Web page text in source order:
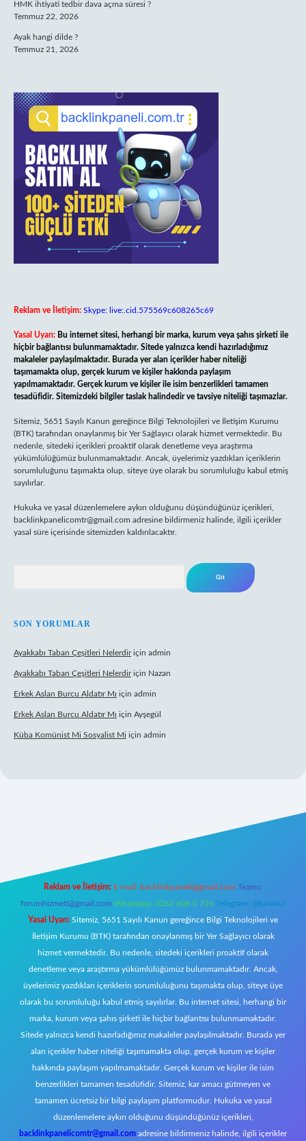
HMK ihtiyati tedbir dava açma süresi ?
Temmuz 22, 2026
Ayak hangi dilde ?
Temmuz 21, 2026
Reklam ve İletişim: Skype: live:.cid.575569c608265c69
Yasal Uyarı: Bu internet sitesi, herhangi bir marka, kurum veya şahıs şirketi ile
hiçbir bağlantısı bulunmamaktadır. Sitede yalnızca kendi hazırladığımız
makaleler paylaşılmaktadır. Burada yer alan içerikler haber niteliği
taşımamakta olup, gerçek kurum ve kişiler hakkında paylaşım
yapılmamaktadır. Gerçek kurum ve kişiler ile isim benzerlikleri tamamen
tesadüfidir. Sitemizdeki bilgiler taslak halindedir ve tavsiye niteliği taşımazlar.
Sitemiz, 5651 Sayılı Kanun gereğince Bilgi Teknolojileri ve İletişim Kurumu
(BTK) tarafından onaylanmış bir Yer Sağlayıcı olarak hizmet vermektedir. Bu
nedenle, sitedeki içerikleri proaktif olarak denetleme veya araştırma
yükümlülüğümüz bulunmamaktadır. Ancak, üyelerimiz yazdıkları içeriklerin
sorumluluğunu taşımakta olup, siteye üye olarak bu sorumluluğu kabul etmiş
sayılırlar.
Hukuka ve yasal düzenlemelere aykırı olduğunu düşündüğünüz içerikleri,
backlinkpanelicomtr@gmail.com adresine bildirmeniz halinde, ilgili içerikler
yasal süre içerisinde sitemizden kaldırılacaktır.
SON YORUMLAR
Ayakkabı Taban Çeşitleri Nelerdiriçin admin
Ayakkabı Taban Çeşitleri Nelerdiriçin Nazan
Erkek Aslan Burcu Aldatır Mı için admin
Erkek Aslan Burcu Aldatır Mı için Ayşegül
Küba Komünist Mi Sosyalist Mi için admin
Reklam ve İletişim: E-mail: backlinkpaneli@gmail.com Teams:
forumhizmeti@gmail.com Whatsapp: 0262 606 0 726 Telegram: @karabul
Yasal Uyarı: Sitemiz, 5651 Sayılı Kanun gereğince Bilgi Teknolojileri ve
İletişim Kurumu (BTK) tarafından onaylanmış bir Yer Sağlayıcı olarak
hizmet vermektedir. Bu nedenle, sitedeki içerikleri proaktif olarak
denetleme veya araştırma yükümlülüğümüz bulunmamaktadır. Ancak,
üyelerimiz yazdıkları içeriklerin sorumluluğunu taşımakta olup, siteye üye
olarak bu sorumluluğu kabul etmiş sayılırlar. Bu internet sitesi, herhangi bir
marka, kurum veya şahıs şirketi ile hiçbir bağlantısı bulunmamaktadır.
Sitede yalnızca kendi hazırladığımız makaleler paylaşılmaktadır. Burada yer
alan içerikler haber niteliği taşımamakta olup, gerçek kurum ve kişiler
hakkında paylaşım yapılmamaktadır. Gerçek kurum ve kişiler ile isim
benzerlikleri tamamen tesadüfidir. Sitemiz, kar amacı gütmeyen ve
tamamen ücretsiz bir bilgi paylaşım platformudur. Hukuka ve yasal
düzenlemelere aykırı olduğunu düşündüğünüz içerikleri,
backlinkpanelicomtr@gmail.com adresine bildirmeniz halinde, ilgili içerikler